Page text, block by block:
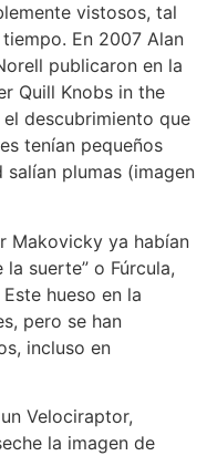
vistosos, tal
En 2007 Alan
publicaron en la
Quill Knobs in the
descubrimiento que
tenían pequeños
plumas (imagen
Makovicky ya habían
suerte” o Fúrcula,
hueso en la
pero se han
incluso en
Velociraptor,
la imagen de